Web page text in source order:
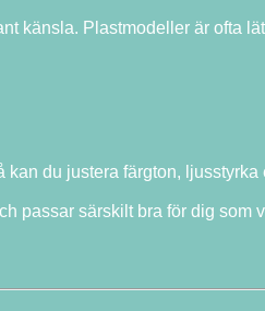
känsla. Plastmodeller är ofta
du justera färgton, ljusstyrka
passar särskilt bra för dig som